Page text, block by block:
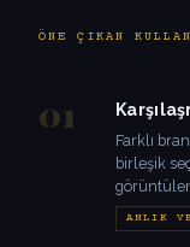
ÖNE ÇIKAN
01
Farklı
birleşik
ANLIK